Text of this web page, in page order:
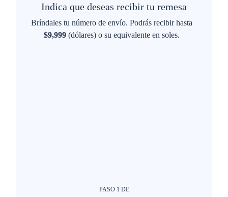
Indica que deseas recibir tu remesa
Bríndales tu número de envío. Podrás recibir hasta
$9,999(dólares) o su equivalente en soles.
PASO 1 DE